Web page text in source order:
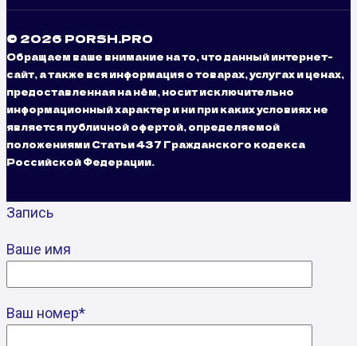
© 2026 PORSH.PRO
Обращаем ваше внимание на то, что данный интернет-
сайт, а также вся информация о товарах, услугах и ценах,
предоставленная на нём, носит исключительно
информационный характер и ни при каких условиях не
является публичной офертой, определяемой
положениями Статьи 437 Гражданского кодекса
Российской Федерации.
Запись
Ваше имя
Ваш номер*